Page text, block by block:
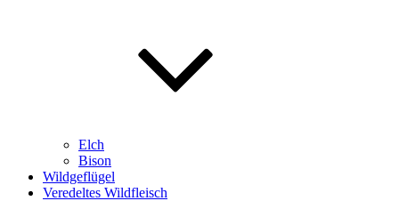
Elch
Bison
Wildgeflügel
Veredeltes Wildfleisch